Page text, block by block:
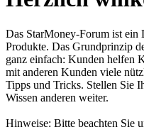
Das StarMoney-Forum ist ein
Produkte. Das Grundprinzip
ganz einfach: Kunden helfen
mit anderen Kunden viele
Tipps und Tricks. Stellen Sie
Wissen anderen weiter.
Hinweise: Bitte beachten Sie